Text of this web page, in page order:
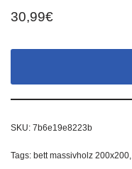
30,99€
SKU: 7b6e19e8223b
Tags: bett massivholz 200x200,